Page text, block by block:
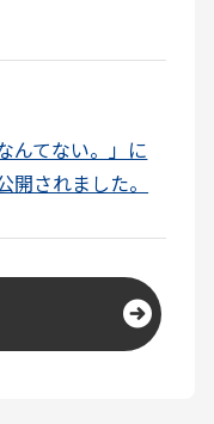
んてない。」に
されました。